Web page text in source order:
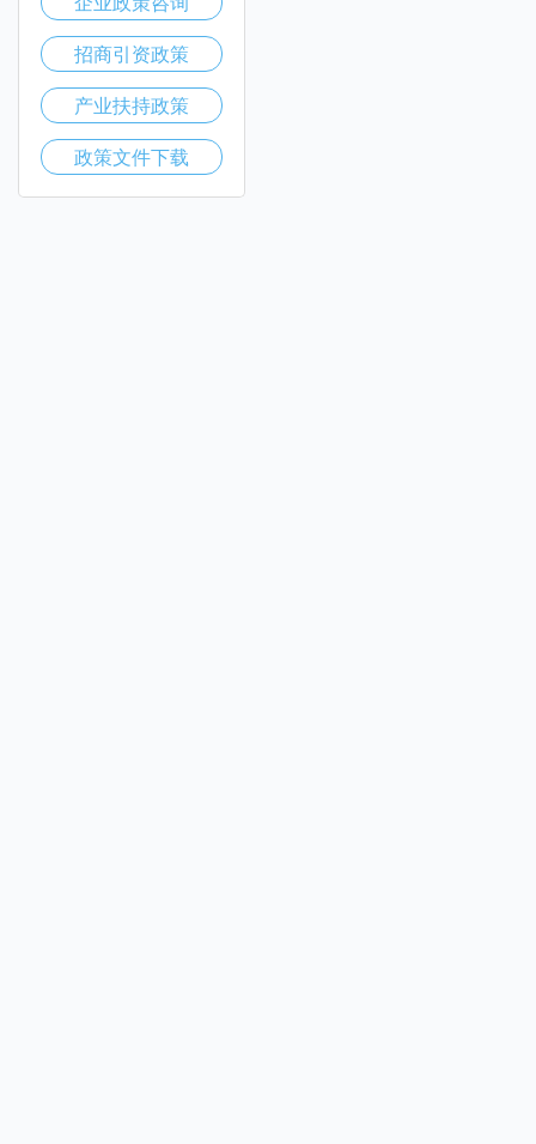
招商引资政策
产业扶持政策
政策文件下载